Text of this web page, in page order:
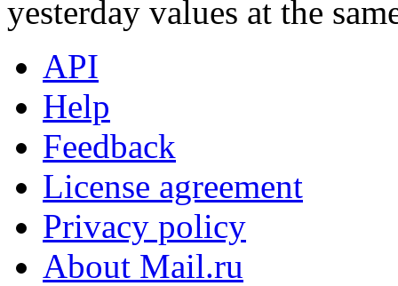
yesterday values at the
API
Help
Feedback
License agreement
Privacy policy
About Mail.ru